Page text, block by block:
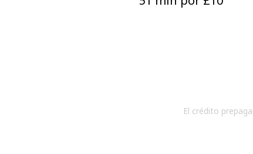
El crédito